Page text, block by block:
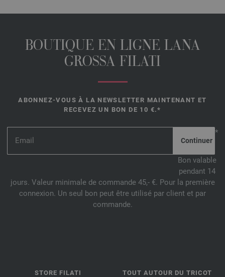
BOUTIQUE EN LIGNE LANA
GROSSA FILATI
ABONNEZ-VOUS À LA NEWSLETTER MAINTENANT ET
RECEVEZ UN BON DE 10 €.*
*
Bon valable
pendant 14
jours. Valeur minimale de commande 45,- €. Pour la première
connexion. Un seul bon peut être utilisé par client et par
commande.
STORE FILATI TOUT AUTOUR DU TRICOT